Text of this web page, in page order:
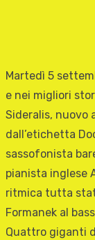
Martedì 5
e nei migliori
Sideralis, nuovo
dall’etichetta
sassofonista
pianista inglese
ritmica tutta
Formanek al
Quattro giganti